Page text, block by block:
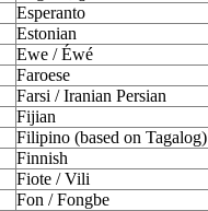
Esperanto
Estonian
Ewe / Éwé
Faroese
Farsi / Iranian Persian
Fijian
Filipino (based on Tagalog)
Finnish
Fiote / Vili
Fon / Fongbe